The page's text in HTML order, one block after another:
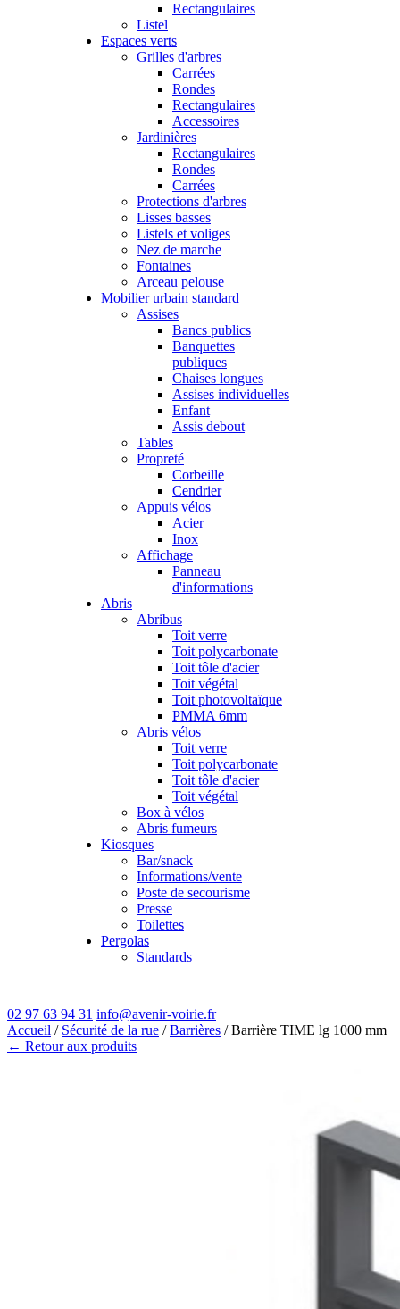
Rectangulaires
Listel
Espaces verts
Grilles d'arbres
Carrées
Rondes
Rectangulaires
Accessoires
Jardinières
Rectangulaires
Rondes
Carrées
Protections d'arbres
Lisses basses
Listels et voliges
Nez de marche
Fontaines
Arceau pelouse
Mobilier urbain standard
Assises
Bancs publics
Banquettes
publiques
Chaises longues
Assises individuelles
Enfant
Assis debout
Tables
Propreté
Corbeille
Cendrier
Appuis vélos
Acier
Inox
Affichage
Panneau
d'informations
Abris
Abribus
Toit verre
Toit polycarbonate
Toit tôle d'acier
Toit végétal
Toit photovoltaïque
PMMA 6mm
Abris vélos
Toit verre
Toit polycarbonate
Toit tôle d'acier
Toit végétal
Box à vélos
Abris fumeurs
Kiosques
Bar/snack
Informations/vente
Poste de secourisme
Presse
Toilettes
Pergolas
Standards
02 97 63 94 31 info@avenir-voirie.fr
Accueil / Sécurité de la rue /Barrières / Barrière TIME lg 1000 mm
← Retour aux produits